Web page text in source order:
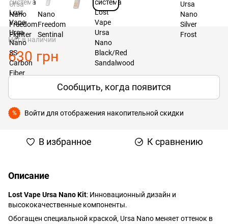
Нет в наличии
630 грн
Сообщить, когда появится
% Войти для отображения накопительной скидки
В избранное К сравнению
Описание
Lost Vape Ursa Nano Kit: Инновационный дизайн и
высококачественные компоненты.
Обогащен специальной краской, Ursa Nano меняет оттенок в